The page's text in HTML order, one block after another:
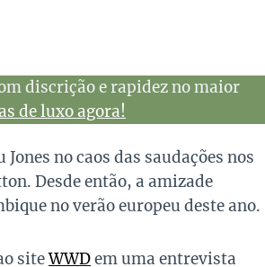
discrição e rapidez no maior
de luxo agora!
no caos das saudações nos
Desde então, a amizade
no verão europeu deste ano.
siteWWDem uma entrevista